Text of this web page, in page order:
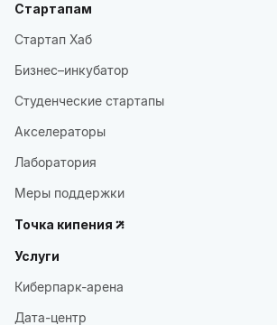
Стартапам
Стартап Хаб
Бизнес–инкубатор
Студенческие стартапы
Акселераторы
Лаборатория
Меры поддержки
Точка кипения
Услуги
Киберпарк-арена
Дата-центр